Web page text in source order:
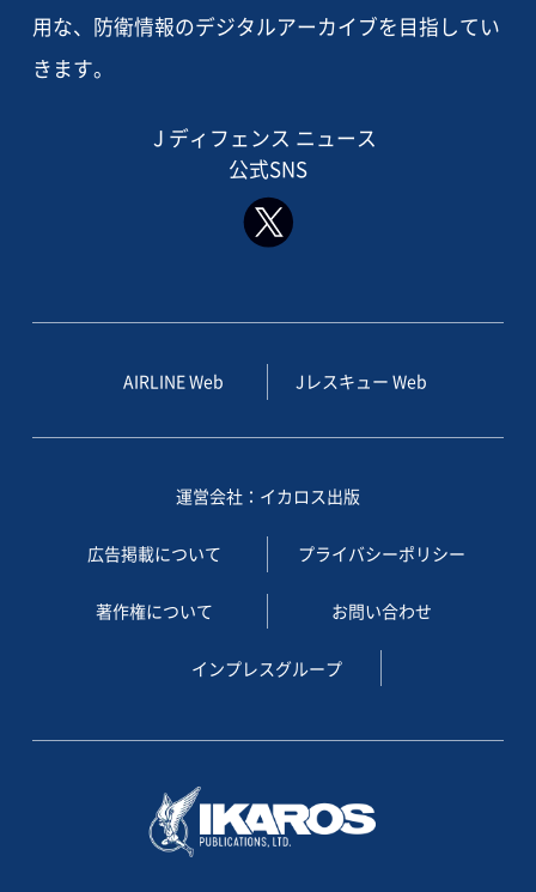
用な、防衛情報のデジタルアーカイブを目指してい
きます。
J ディフェンス ニュース
公式SNS
AIRLINE Web Jレスキュー Web
運営会社：イカロス出版
広告掲載について プライバシーポリシー
著作権について お問い合わせ
インプレスグループ